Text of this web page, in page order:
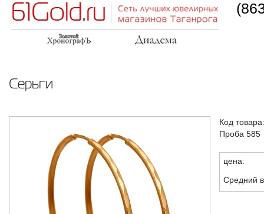
Серьги
Код
Проба 585
цена:
Средний